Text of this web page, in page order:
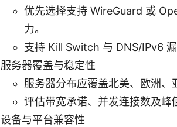
优先选择支持 WireGuard 或
力。
支持 Kill Switch 与 DNS/IPv6 漏
服务器覆盖与稳定性
服务器分布应覆盖北美、欧洲、
评估带宽承诺、并发连接数及峰
设备与平台兼容性